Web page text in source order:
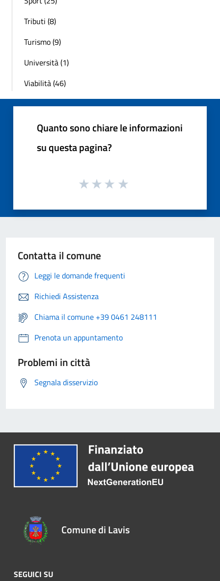
Tributi (8)
Turismo (9)
Università (1)
Viabilità (46)
Quanto sono chiare le informazioni
su questa pagina?
Contatta il comune
Leggi le domande frequenti
Richiedi Assistenza
Chiama il comune +39 0461 248111
Prenota un appuntamento
Problemi in città
Segnala disservizio
Comune di Lavis
SEGUICI SU